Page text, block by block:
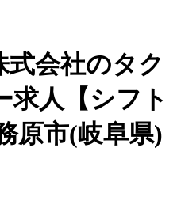
会社のタク
求人【シフト
原市(岐阜県)